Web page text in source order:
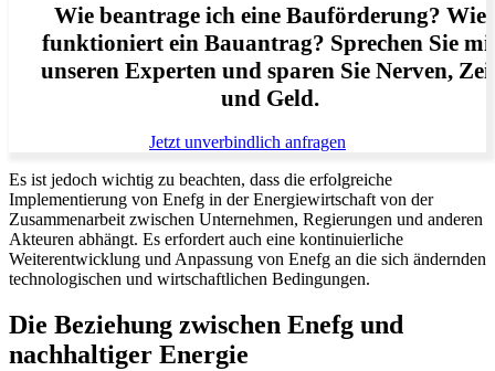
Wie beantrage ich eine Bauförderung? Wie
funktioniert ein Bauantrag? Sprechen Sie
unseren Experten und sparen Sie Nerven,
und Geld.
Jetzt unverbindlich anfragen
Es ist jedoch wichtig zu beachten, dass die erfolgreiche
Implementierung von Enefg in der Energiewirtschaft von der
Zusammenarbeit zwischen Unternehmen, Regierungen und anderen
Akteuren abhängt. Es erfordert auch eine kontinuierliche
Weiterentwicklung und Anpassung von Enefg an die sich ändernden
technologischen und wirtschaftlichen Bedingungen.
Die Beziehung zwischen Enefg und
nachhaltiger Energie